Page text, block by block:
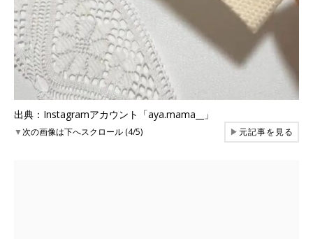
出典：Instagramアカウント「aya.mama__」
▼次の画像は下へスクロール (4/5) ▶元記事を見る